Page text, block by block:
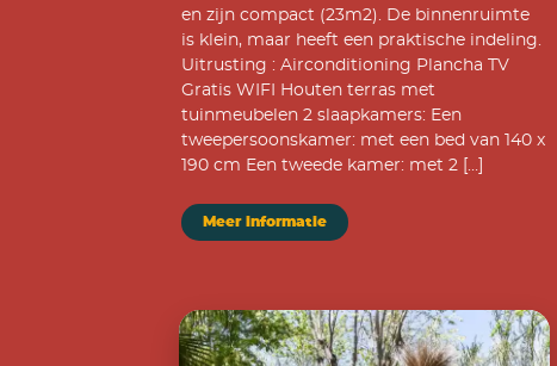
en zijn compact (23m2). De binnenruimte
is klein, maar heeft een praktische indeling.
Uitrusting : Airconditioning Plancha TV
Gratis WIFI Houten terras met
tuinmeubelen 2 slaapkamers: Een
tweepersoonskamer: met een bed van 140 x
190 cm Een tweede kamer: met 2 […]
Meer informatie